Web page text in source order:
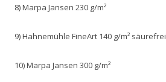
8) Marpa Jansen 230 g/m²
9) Hahnemühle FineArt 140 g/m² säurefrei
10) Marpa Jansen 300 g/m²